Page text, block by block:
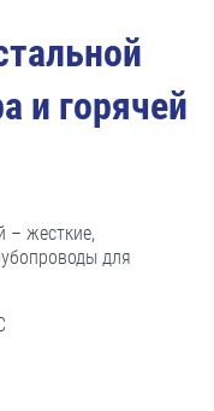
и горячей
– жесткие,
для